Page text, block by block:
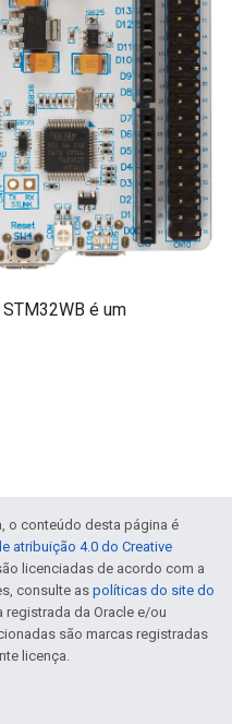
é um
o conteúdo desta página é
atribuição 4.0 do Creative
licenciadas de acordo com a
consulte as políticas do site do
registrada da Oracle e/ou
são marcas registradas
licença.